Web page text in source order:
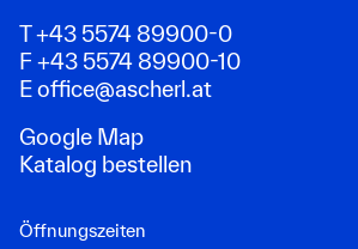
T +43 5574 89900-0
F +43 5574 89900-10
Eoffice@ascherl.at
Google Map
Katalog bestellen
Öffnungszeiten